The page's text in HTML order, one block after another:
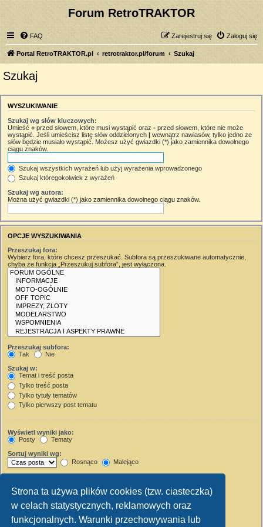
Strona ta używa plików cookies (tzw. ciasteczka)
w celach statystycznych, reklamowych oraz
funkcjonalnych. Warunki przechowywania lub
Forum RetroTRAKTOR
FAQ Zaloguj się
Zarejestruj się
Portal RetroTRAKTOR.pl retrotraktor.pl/forum Szukaj
Szukaj
WYSZUKIWANIE
Szukaj wg słów kluczowych:
Umieść + przed słowem, które musi wystąpić oraz - przed słowem, które nie może
wystąpić. Jeśli umieścisz listę słów oddzielonych | wewnątrz nawiasów, tylko jedno ze
słów będzie musiało wystąpić. Możesz użyć gwiazdki (*) jako zamiennika dowolnego
ciągu znaków.
Szukaj wszystkich wyrażeń lub użyj wyrażenia wprowadzonego
Szukaj któregokolwiek z wyrażeń
Szukaj wg autora:
Można użyć gwiazdki (*) jako zamiennika dowolnego ciągu znaków.
OPCJE WYSZUKIWANIA
Przeszukaj fora:
Wybierz fora, które chcesz przeszukać. Subfora są przeszukiwane automatycznie,
chyba że funkcja „Przeszukuj subfora”, jest wyłączona.
Przeszukaj subfora:
Tak
Nie
Szukaj w:
Temat i treść posta
Tylko treść posta
Tylko tytuły tematów
Tylko pierwszy post tematu
Wyświetl wyniki jako:
Posty
Tematy
Sortuj wyniki wg:
Rosnąco
Malejąco
Wyświetl pierwsze:
Ustaw 0, aby wyświetlić cały post.
znaków w poście